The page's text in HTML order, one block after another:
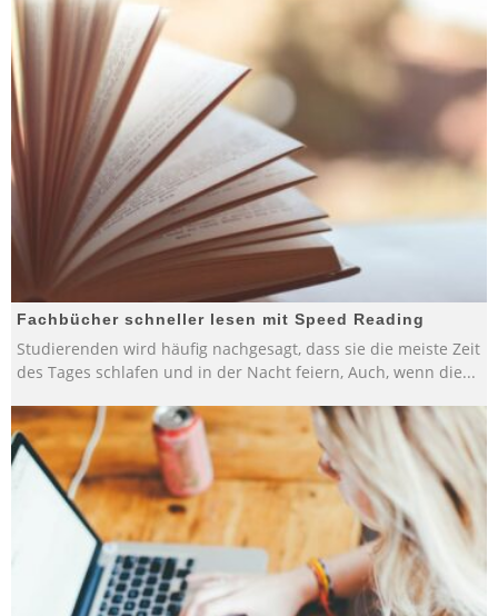
Fachbücher schneller lesen mit Speed Reading
Studierenden wird häufig nachgesagt, dass sie die meiste Zeit
des Tages schlafen und in der Nacht feiern, Auch, wenn die...